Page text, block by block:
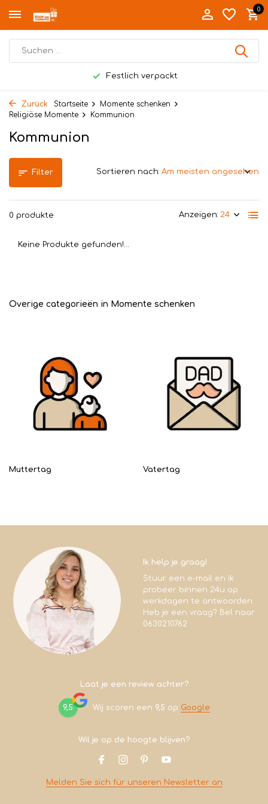
0
Festlich verpackt
Zurück Startseite
Momente schenken
Religiöse Momente
Kommunion
Kommunion
Filter
0 produkte Anzeigen:
Sortieren nach:
Keine Produkte gefunden!...
Overige categorieën in Momente schenken
Muttertag Vatertag
Ik help je graag!
Stuur een e-mail en ik
probeer binnen 24u op
werkdagen te antwoorden.
Heb je een vraag? Bel naar
0630210762
Laat je een review achter?
9,5 Wij scoren een 9,5 op Google
Wil je op de hoogte blijven?
Melden Sie sich für unseren Newsletter an